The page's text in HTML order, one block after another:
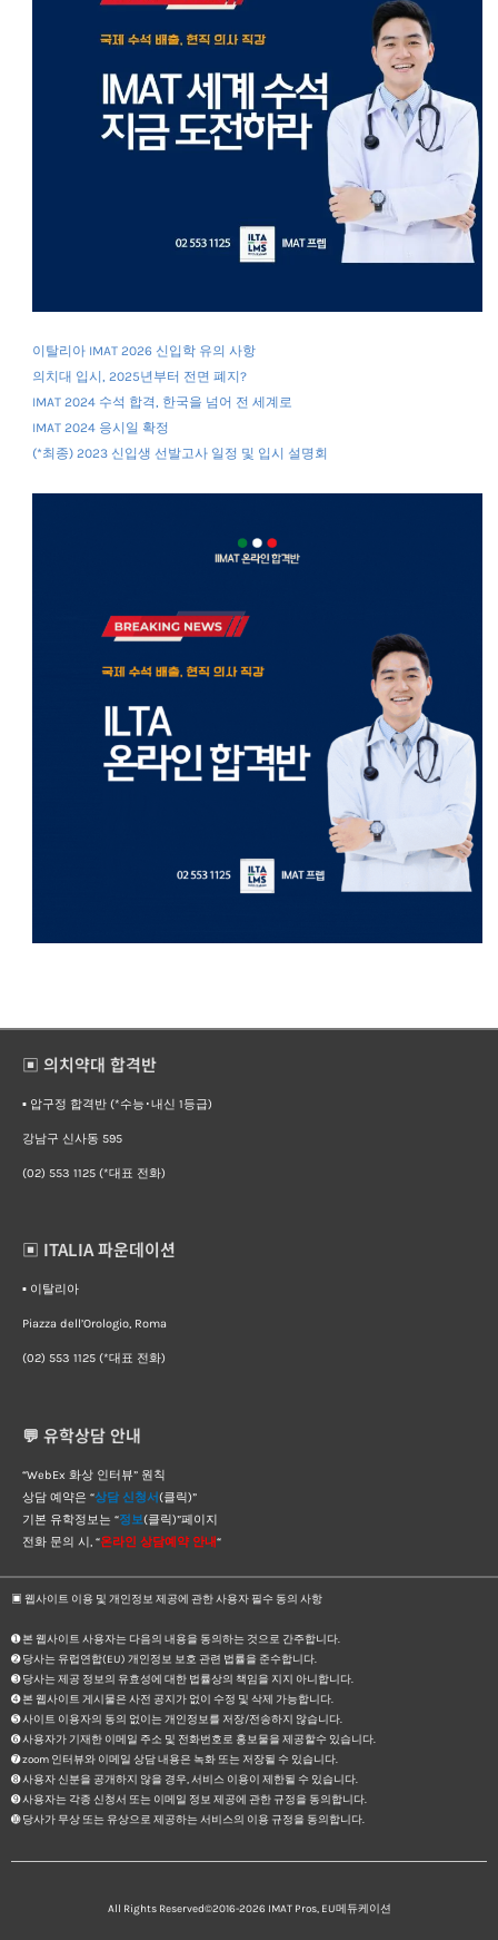
이탈리아 IMAT 2026 신입학 유의 사항
의치대 입시, 2025년부터 전면 폐지?
IMAT 2024 수석 합격, 한국을 넘어 전 세계로
IMAT 2024 응시일 확정
(*최종) 2023 신입생 선발고사 일정 및 입시 설명회
▣ 의치약대 합격반
▪︎ 압구정 합격반 (*수능･내신 1등급)
강남구 신사동 595
(02) 553 1125 (*대표 전화)
▣ ITALIA 파운데이션
▪︎ 이탈리아
Piazza dell’Orologio, Roma
(02) 553 1125 (*대표 전화)
💬 유학상담 안내
“WebEx 화상 인터뷰” 원칙
상담 예약은 “상담 신청서(클릭)”
기본 유학정보는 “정보(클릭)”페이지
전화 문의 시, “온라인 상담예약 안내“
▣ 웹사이트 이용 및 개인정보 제공에 관한 사용자 필수 동의 사항
➊ 본 웹사이트 사용자는 다음의 내용을 동의하는 것으로 간주합니다.
➋ 당사는 유럽연합(EU) 개인정보 보호 관련 법률을 준수합니다.
➌ 당사는 제공 정보의 유효성에 대한 법률상의 책임을 지지 아니합니다.
➍ 본 웹사이트 게시물은 사전 공지가 없이 수정 및 삭제 가능합니다.
➎ 사이트 이용자의 동의 없이는 개인정보를 저장/전송하지 않습니다.
➏ 사용자가 기재한 이메일 주소 및 전화번호로 홍보물을 제공할수 있습니다.
➐ zoom 인터뷰와 이메일 상담 내용은 녹화 또는 저장될 수 있습니다.
➑ 사용자 신분을 공개하지 않을 경우, 서비스 이용이 제한될 수 있습니다.
➒ 사용자는 각종 신청서 또는 이메일 정보 제공에 관한 규정을 동의합니다.
➓ 당사가 무상 또는 유상으로 제공하는 서비스의 이용 규정을 동의합니다.
All Rights Reserved©2016-2026 IMAT Pros, EU메듀케이션